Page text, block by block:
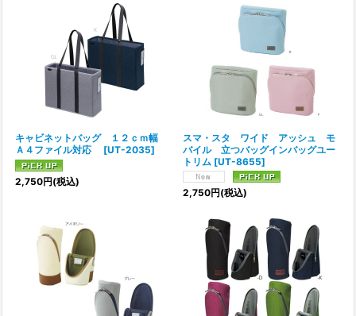
キャビネットバッグ １２ｃｍ幅
Ａ４ファイル対応
[UT-2035]
2,750円(税込)
スマ・スタ ワイド アッシュ モ
バイル 立つバッグインバッグユー
トリム [UT-8655]
2,750円(税込)